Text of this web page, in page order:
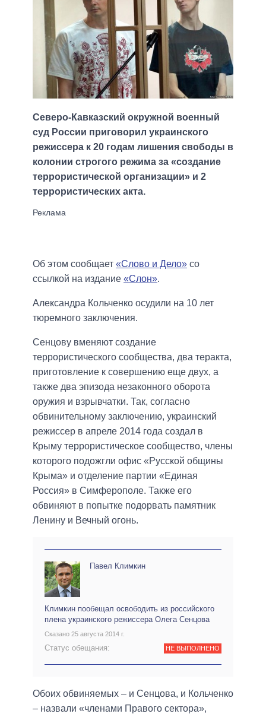
Северо-Кавказский окружной военный
суд России приговорил украинского
режиссера к 20 годам лишения свободы в
колонии строгого режима за «создание
террористической организации» и 2
террористических акта.
Об этом сообщает «Слово и Дело» со
ссылкой на издание «Слон».
Александра Кольченко осудили на 10 лет
тюремного заключения.
Сенцову вменяют создание
террористического сообщества, два теракта,
приготовление к совершению еще двух, а
также два эпизода незаконного оборота
оружия и взрывчатки. Так, согласно
обвинительному заключению, украинский
режиссер в апреле 2014 года создал в
Крыму террористическое сообщество, члены
которого подожгли офис «Русской общины
Крыма» и отделение партии «Единая
Россия» в Симферополе. Также его
обвиняют в попытке подорвать памятник
Ленину и Вечный огонь.
Павел Климкин
Климкин пообещал освободить из российского
плена украинского режиссера Олега Сенцова
Сказано 25 августа 2014 г.
Статус обещания: НЕ ВЫПОЛНЕНО
Обоих обвиняемых – и Сенцова, и Кольченко
– назвали «членами Правого сектора»,